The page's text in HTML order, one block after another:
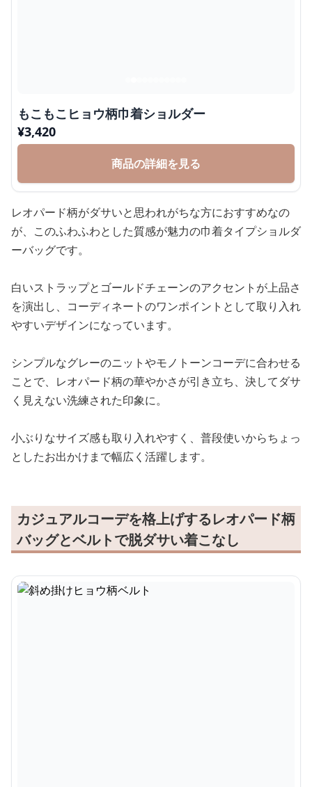
もこもこヒョウ柄巾着ショルダー
¥3,420
商品の詳細を見る
レオパード柄がダサいと思われがちな方におすすめなの
が、このふわふわとした質感が魅力の巾着タイプショルダ
ーバッグです。
白いストラップとゴールドチェーンのアクセントが上品さ
を演出し、コーディネートのワンポイントとして取り入れ
やすいデザインになっています。
シンプルなグレーのニットやモノトーンコーデに合わせる
ことで、レオパード柄の華やかさが引き立ち、決してダサ
く見えない洗練された印象に。
小ぶりなサイズ感も取り入れやすく、普段使いからちょっ
としたお出かけまで幅広く活躍します。
カジュアルコーデを格上げするレオパード柄
バッグとベルトで脱ダサい着こなし